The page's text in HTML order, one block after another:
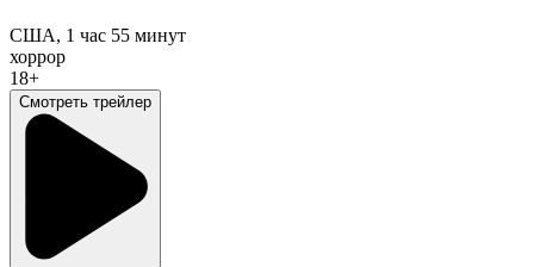
США, 1 час 55 минут
хоррор
18+
Смотреть трейлер